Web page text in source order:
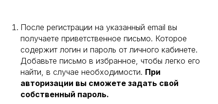
После регистрации на указанный email вы
получаете приветственное письмо. Которое
содержит логин и пароль от личного кабинете.
Добавьте письмо в избранное, чтобы легко его
найти, в случае необходимости. При
авторизации вы сможете задать свой
собственный пароль.